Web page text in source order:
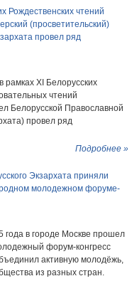
Рождественских чтений
(просветительский)
провел ряд
рамках ХI Белорусских
чтений
Белорусской Православной
провел ряд
Подробнее »
Экзархата приняли
молодежном форуме-
года в городе Москве прошел
форум-конгресс
активную молодёжь,
из разных стран.